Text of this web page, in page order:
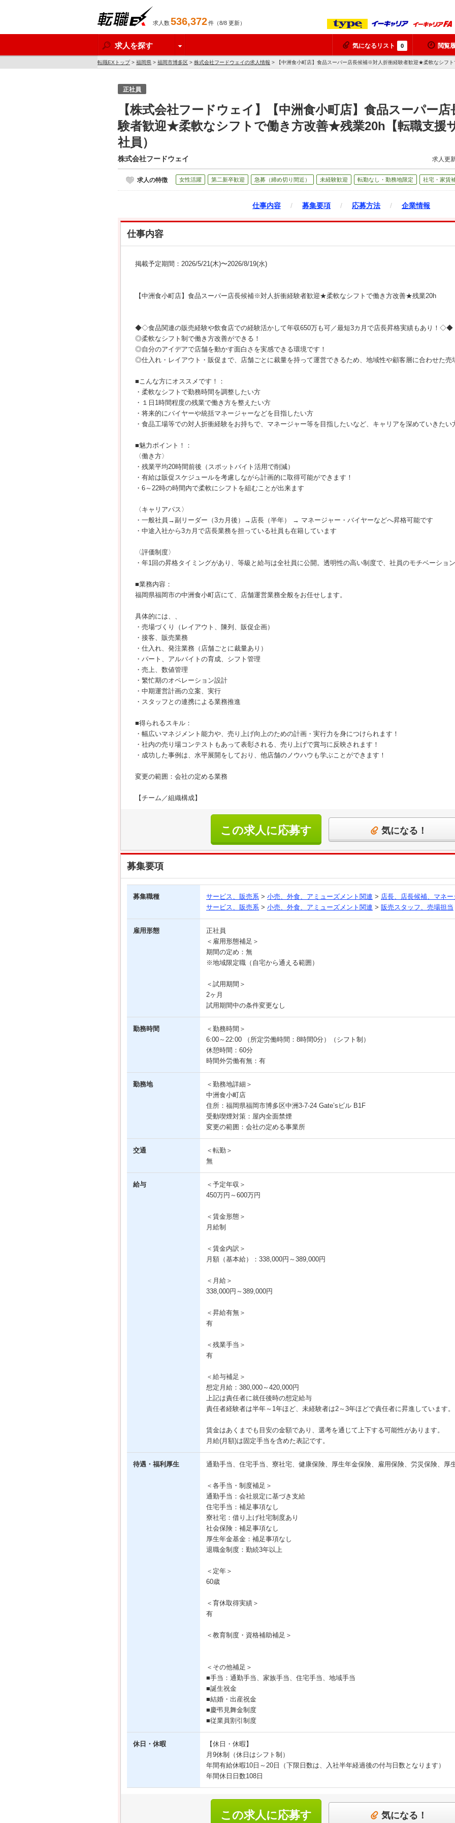
求人数536,372件（8/8 更新）
求人を探す 気になるリスト 0 閲覧
転職EXトップ> 福岡県 > 福岡市博多区 > 株式会社フードウェイの求人情報 > 【中洲食小町店】食品スーパー店長候補※対人折衝経験者歓迎★柔軟なシフ
正社員
【株式会社フードウェイ】【中洲食小町店】食品スーパー
験者歓迎★柔軟なシフトで働き方改善★残業20h【転職支援
社員）
株式会社フードウェイ 求人更
求人の特徴 女性活躍 第二新卒歓迎 急募（締め切り間近） 未経験歓迎 転勤なし・勤務地限定 社宅・家賃
仕事内容 / 募集要項 / 応募方法 / 企業情報
仕事内容
掲載予定期間：2026/5/21(木)〜2026/8/19(水)
【中洲食小町店】食品スーパー店長候補※対人折衝経験者歓迎★柔軟なシフトで働き方改善★残業20h
◆◇食品関連の販売経験や飲食店での経験活かして年収650万も可／最短3カ月で店長昇格実績もあり！◇◆
◎柔軟なシフト制で働き方改善ができる！
◎自分のアイデアで店舗を動かす面白さを実感できる環境です！
◎仕入れ・レイアウト・販促まで、店舗ごとに裁量を持って運営できるため、地域性や顧客層に合わせた売
■こんな方にオススメです！：
・柔軟なシフトで勤務時間を調整したい方
・１日1時間程度の残業で働き方を整えたい方
・将来的にバイヤーや統括マネージャーなどを目指したい方
・食品工場等での対人折衝経験をお持ちで、マネージャー等を目指したいなど、キャリアを深めていきたい
■魅力ポイント！：
〈働き方〉
・残業平均20時間前後（スポットバイト活用で削減）
・有給は販促スケジュールを考慮しながら計画的に取得可能ができます！
・6～22時の時間内で柔軟にシフトを組むことが出来ます
〈キャリアパス〉
・一般社員→副リーダー（3カ月後）→店長（半年） → マネージャー・バイヤーなどへ昇格可能です
・中途入社から3カ月で店長業務を担っている社員も在籍しています
〈評価制度〉
・年1回の昇格タイミングがあり、等級と給与は全社員に公開。透明性の高い制度で、社員のモチベーショ
■業務内容：
福岡県福岡市の中洲食小町店にて、店舗運営業務全般をお任せします。
具体的には、、
・売場づくり（レイアウト、陳列、販促企画）
・接客、販売業務
・仕入れ、発注業務（店舗ごとに裁量あり）
・パート、アルバイトの育成、シフト管理
・売上、数値管理
・繁忙期のオペレーション設計
・中期運営計画の立案、実行
・スタッフとの連携による業務推進
■得られるスキル：
・幅広いマネジメント能力や、売り上げ向上のための計画・実行力を身につけられます！
・社内の売り場コンテストもあって表彰される、売り上げで賞与に反映されます！
・成功した事例は、水平展開をしており、他店舗のノウハウも学ぶことができます！
変更の範囲：会社の定める業務
【チーム／組織構成】
この求人に応募す
る
気になる！
募集要項
募集職種 サービス、販売系 > 小売、外食、アミューズメント関連 > 店長、店長候補、マネ
サービス、販売系 > 小売、外食、アミューズメント関連 > 販売スタッフ、売場担当
雇用形態
正社員
＜雇用形態補足＞
期間の定め：無
※地域限定職（自宅から通える範囲）
＜試用期間＞
2ヶ月
試用期間中の条件変更なし
勤務時間
＜勤務時間＞
6:00～22:00 （所定労働時間：8時間0分）（シフト制）
休憩時間：60分
時間外労働有無：有
勤務地
＜勤務地詳細＞
中洲食小町店
住所：福岡県福岡市博多区中洲3-7-24 Gate’sビル B1F
受動喫煙対策：屋内全面禁煙
変更の範囲：会社の定める事業所
交通
＜転勤＞
無
給与
＜予定年収＞
450万円～600万円
＜賃金形態＞
月給制
＜賃金内訳＞
月額（基本給）：338,000円～389,000円
＜月給＞
338,000円～389,000円
＜昇給有無＞
有
＜残業手当＞
有
＜給与補足＞
想定月給：380,000～420,000円
上記は責任者に就任後時の想定給与
責任者経験者は半年～1年ほど、未経験者は2～3年ほどで責任者に昇進しています。
賃金はあくまでも目安の金額であり、選考を通じて上下する可能性があります。
月給(月額)は固定手当を含めた表記です。
待遇・福利厚生 通勤手当、住宅手当、寮社宅、健康保険、厚生年金保険、雇用保険、労災保険、厚
＜各手当・制度補足＞
通勤手当：会社規定に基づき支給
住宅手当：補足事項なし
寮社宅：借り上げ社宅制度あり
社会保険：補足事項なし
厚生年金基金：補足事項なし
退職金制度：勤続3年以上
＜定年＞
60歳
＜育休取得実績＞
有
＜教育制度・資格補助補足＞
＜その他補足＞
■手当：通勤手当、家族手当、住宅手当、地域手当
■誕生祝金
■結婚・出産祝金
■慶弔見舞金制度
■従業員割引制度
休日・休暇
【休日・休暇】
月9休制（休日はシフト制）
年間有給休暇10日～20日（下限日数は、入社半年経過後の付与日数となります）
年間休日日数108日
この求人に応募す 気になる！